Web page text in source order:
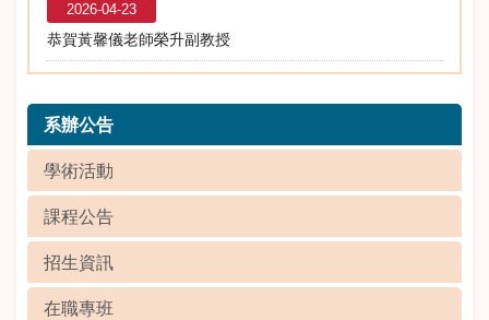
2026-04-23
恭賀黃馨儀老師榮升副教授
系辦公告
學術活動
課程公告
招生資訊
在職專班